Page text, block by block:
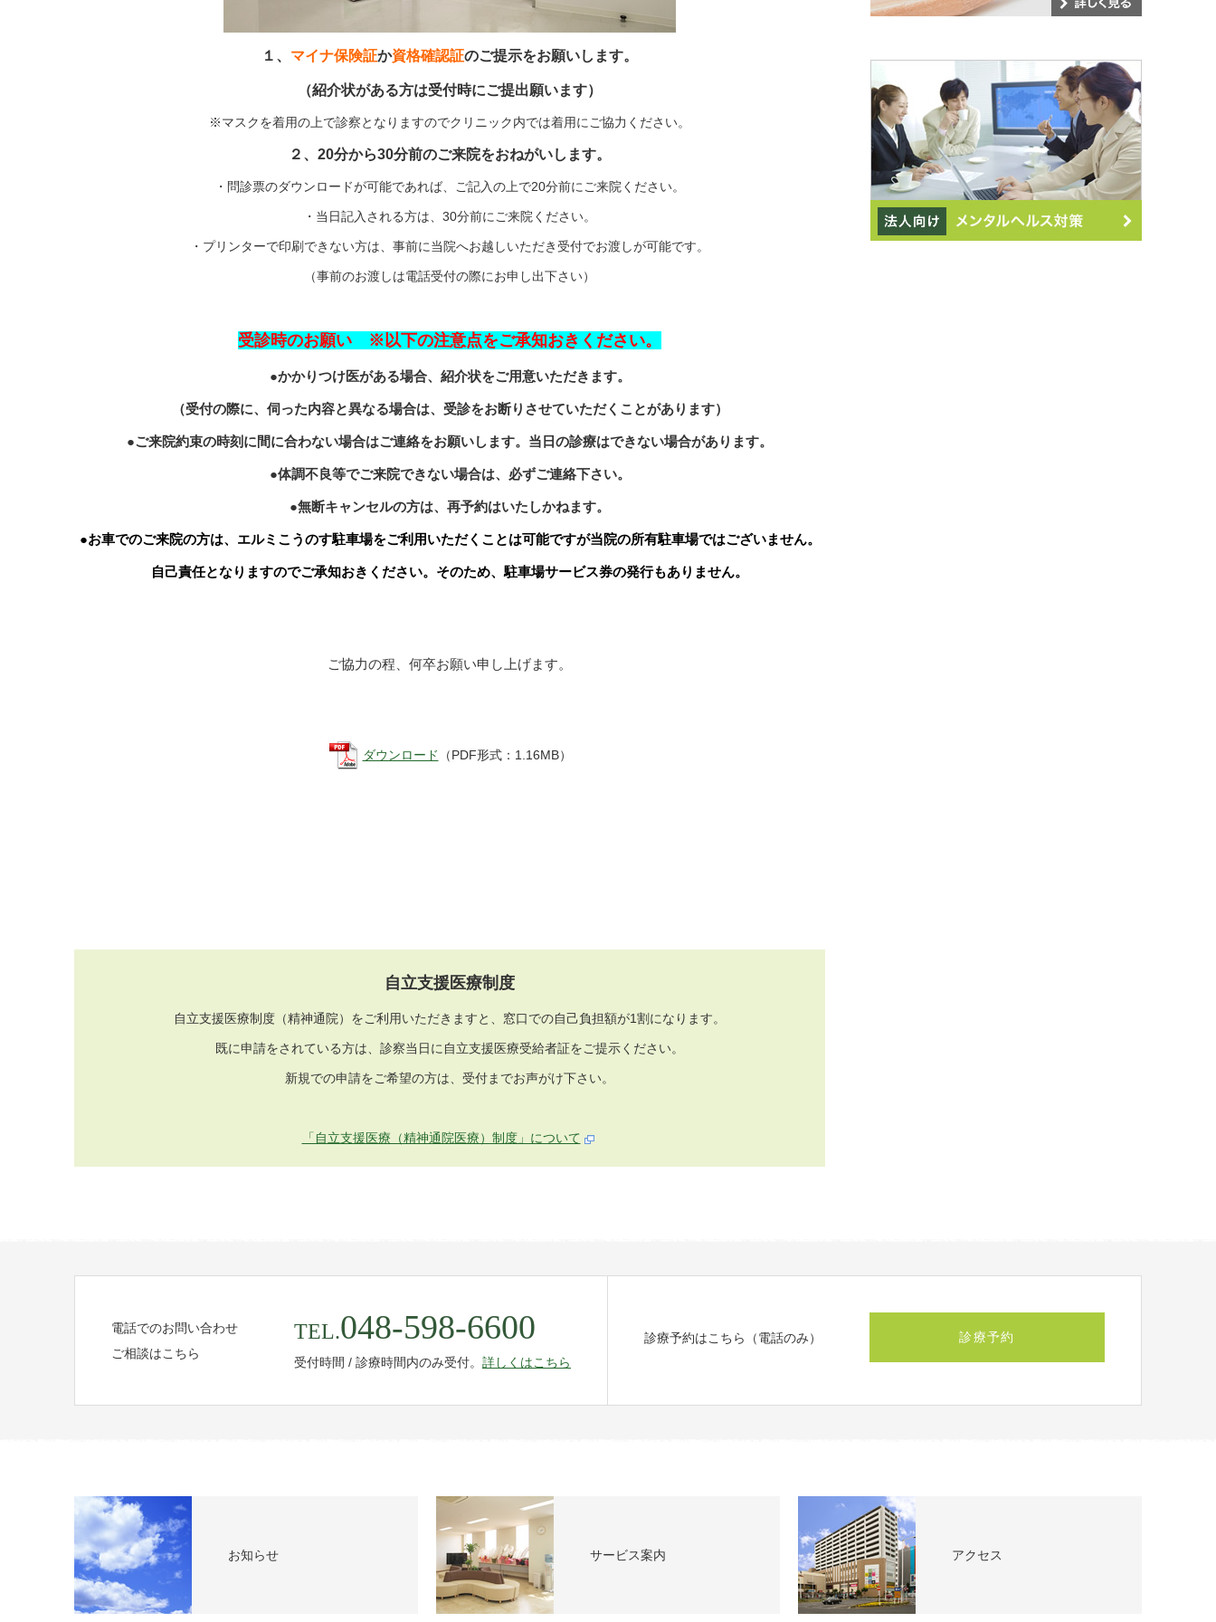
１、 マイナ保険証か資格確認証のご提示をお願いします。
（紹介状がある方は受付時にご提出願います）
※マスクを着用の上で診察となりますのでクリニック内では着用にご協力ください。
２、20分から30分前のご来院をおねがいします。
・問診票のダウンロードが可能であれば、ご記入の上で20分前にご来院ください。
・当日記入される方は、30分前にご来院ください。
・プリンターで印刷できない方は、事前に当院へお越しいただき受付でお渡しが可能です。
（事前のお渡しは電話受付の際にお申し出下さい）
受診時のお願い ※以下の注意点をご承知おきください。
●かかりつけ医がある場合、紹介状をご用意いただきます。
（受付の際に、伺った内容と異なる場合は、受診をお断りさせていただくことがあります）
●ご来院約束の時刻に間に合わない場合はご連絡をお願いします。当日の診療はできない場合があります。
●体調不良等でご来院できない場合は、必ずご連絡下さい。
●無断キャンセルの方は、再予約はいたしかねます。
●お車でのご来院の方は、エルミこうのす駐車場をご利用いただくことは可能ですが当院の所有駐車場ではございません。
自己責任となりますのでご承知おきください。そのため、駐車場サービス券の発行もありません。
ご協力の程、何卒お願い申し上げます。
ダウンロード （PDF形式：1.16MB）
自立支援医療制度
自立支援医療制度（精神通院）をご利用いただきますと、窓口での自己負担額が1割になります。
既に申請をされている方は、診察当日に自立支援医療受給者証をご提示ください。
新規での申請をご希望の方は、受付までお声がけ下さい。
「自立支援医療（精神通院医療）制度」について
電話でのお問い合わせ
ご相談はこちら
TEL.048-598-6600
受付時間 / 診療時間内のみ受付。 詳しくはこちら
診療予約はこちら（電話のみ） 診療予約
お知らせ サービス案内 アクセス